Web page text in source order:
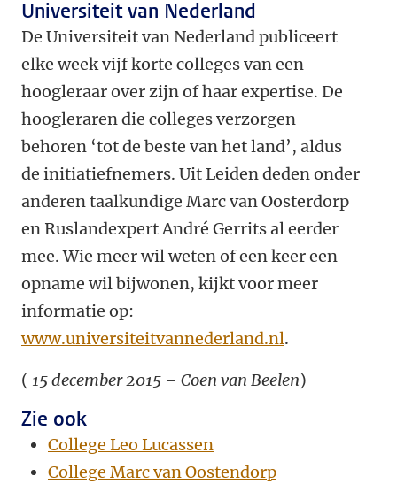
Universiteit van Nederland
De Universiteit van Nederland publiceert
elke week vijf korte colleges van een
hoogleraar over zijn of haar expertise. De
hoogleraren die colleges verzorgen
behoren ‘tot de beste van het land’, aldus
de initiatiefnemers. Uit Leiden deden onder
anderen taalkundige Marc van Oosterdorp
en Ruslandexpert André Gerrits al eerder
mee. Wie meer wil weten of een keer een
opname wil bijwonen, kijkt voor meer
informatie op:
www.universiteitvannederland.nl.
( 15 december 2015 – Coen van Beelen)
Zie ook
College Leo Lucassen
College Marc van Oostendorp